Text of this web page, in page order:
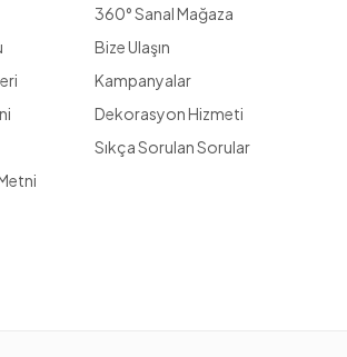
360° Sanal Mağaza
Bize Ulaşın
Kampanyalar
Dekorasyon Hizmeti
Sıkça Sorulan Sorular